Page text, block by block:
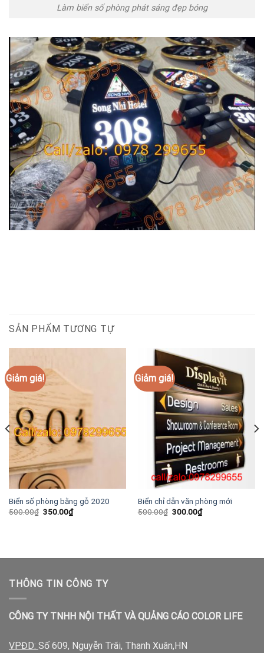
Làm biển số phòng phát sáng đẹp bóng
SẢN PHẨM TƯƠNG TỰ
Giảm giá!
Biển số phòng bằng gỗ 2020
500.00₫ Giá
350.00₫Giá
hiện
Giảm giá!
Biển chỉ dẫn văn phòng mới
500.00₫ Giá
300.00₫Giá
hiện
THÔNG TIN CÔNG TY
CÔNG TY TNHH NỘI THẤT VÀ QUẢNG CÁO COLOR LIFE
VPĐD: Số 609, Nguyễn Trãi, Thanh Xuân,HN